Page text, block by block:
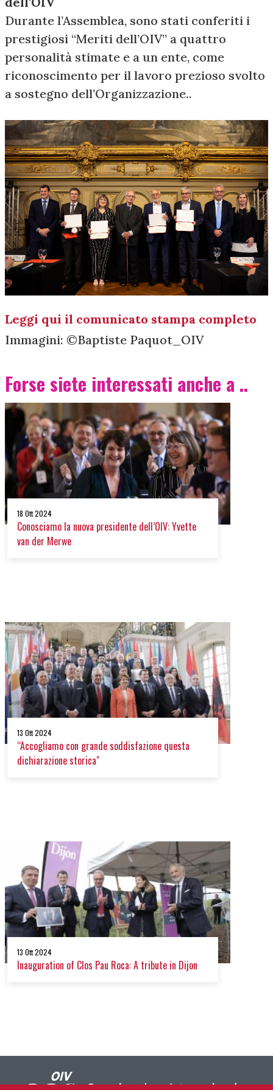
Durante l’Assemblea, sono stati conferiti i
prestigiosi “Meriti dell’OIV” a quattro
personalità stimate e a un ente, come
riconoscimento per il lavoro prezioso svolto
a sostegno dell’Organizzazione..
Leggi qui il comunicato stampa completo
Immagini: ©️Baptiste Paquot_OIV
Forse siete interessati anche a ..
18 Ott 2024
Conosciamo la nuova presidente dell’OIV: Yvette
van der Merwe
13 Ott 2024
“Accogliamo con grande soddisfazione questa
dichiarazione storica"
13 Ott 2024
Inauguration of Clos Pau Roca: A tribute in Dijon